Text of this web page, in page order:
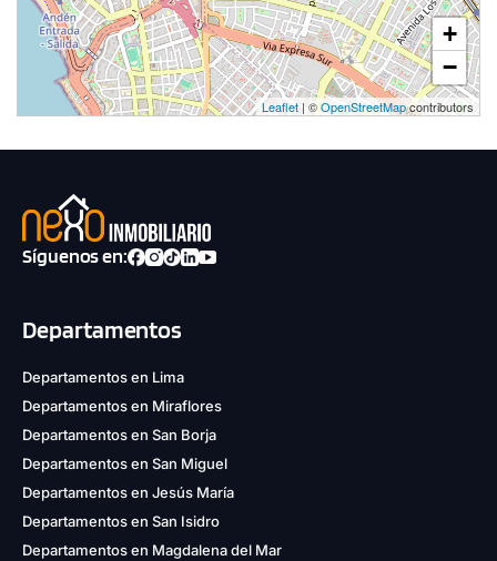
+
−
Leaflet | ©OpenStreetMapcontributors
Síguenos en:
Departamentos
Departamentos en Lima
Departamentos en Miraflores
Departamentos en San Borja
Departamentos en San Miguel
Departamentos en Jesús María
Departamentos en San Isidro
Departamentos en Magdalena del Mar